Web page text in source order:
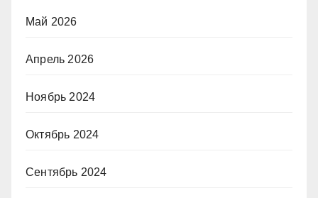
Май 2026
Апрель 2026
Ноябрь 2024
Октябрь 2024
Сентябрь 2024